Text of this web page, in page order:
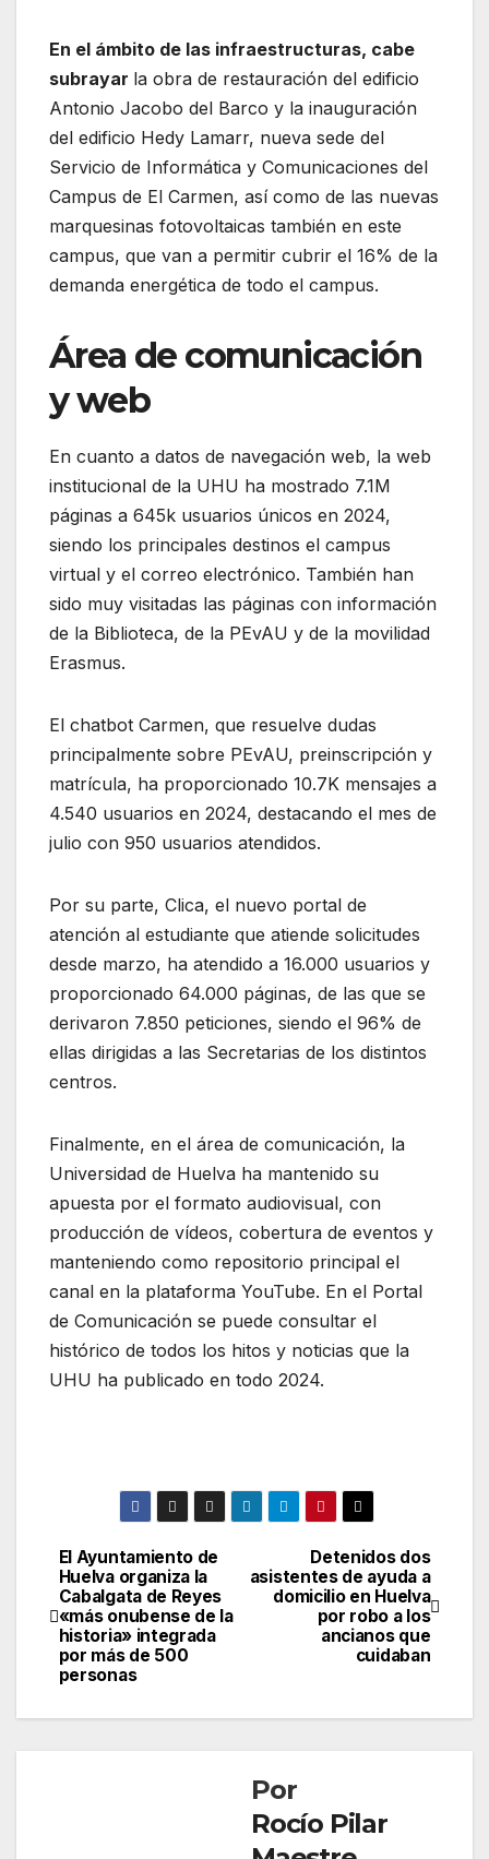
En el ámbito de las infraestructuras, cabe
subrayar la obra de restauración del edificio
Antonio Jacobo del Barco y la inauguración
del edificio Hedy Lamarr, nueva sede del
Servicio de Informática y Comunicaciones del
Campus de El Carmen, así como de las nuevas
marquesinas fotovoltaicas también en este
campus, que van a permitir cubrir el 16% de la
demanda energética de todo el campus.
Área de comunicación
y web
En cuanto a datos de navegación web, la web
institucional de la UHU ha mostrado 7.1M
páginas a 645k usuarios únicos en 2024,
siendo los principales destinos el campus
virtual y el correo electrónico. También han
sido muy visitadas las páginas con información
de la Biblioteca, de la PEvAU y de la movilidad
Erasmus.
El chatbot Carmen, que resuelve dudas
principalmente sobre PEvAU, preinscripción y
matrícula, ha proporcionado 10.7K mensajes a
4.540 usuarios en 2024, destacando el mes de
julio con 950 usuarios atendidos.
Por su parte, Clica, el nuevo portal de
atención al estudiante que atiende solicitudes
desde marzo, ha atendido a 16.000 usuarios y
proporcionado 64.000 páginas, de las que se
derivaron 7.850 peticiones, siendo el 96% de
ellas dirigidas a las Secretarias de los distintos
centros.
Finalmente, en el área de comunicación, la
Universidad de Huelva ha mantenido su
apuesta por el formato audiovisual, con
producción de vídeos, cobertura de eventos y
manteniendo como repositorio principal el
canal en la plataforma YouTube. En el Portal
de Comunicación se puede consultar el
histórico de todos los hitos y noticias que la
UHU ha publicado en todo 2024.
Navegación
de
entradas
Detenidos dos
asistentes de ayuda a
domicilio en Huelva
por robo a los
ancianos que
cuidaban
El Ayuntamiento de
Huelva organiza la
Cabalgata de Reyes
«más onubense de la
historia» integrada
por más de 500
personas
Por
Rocío Pilar